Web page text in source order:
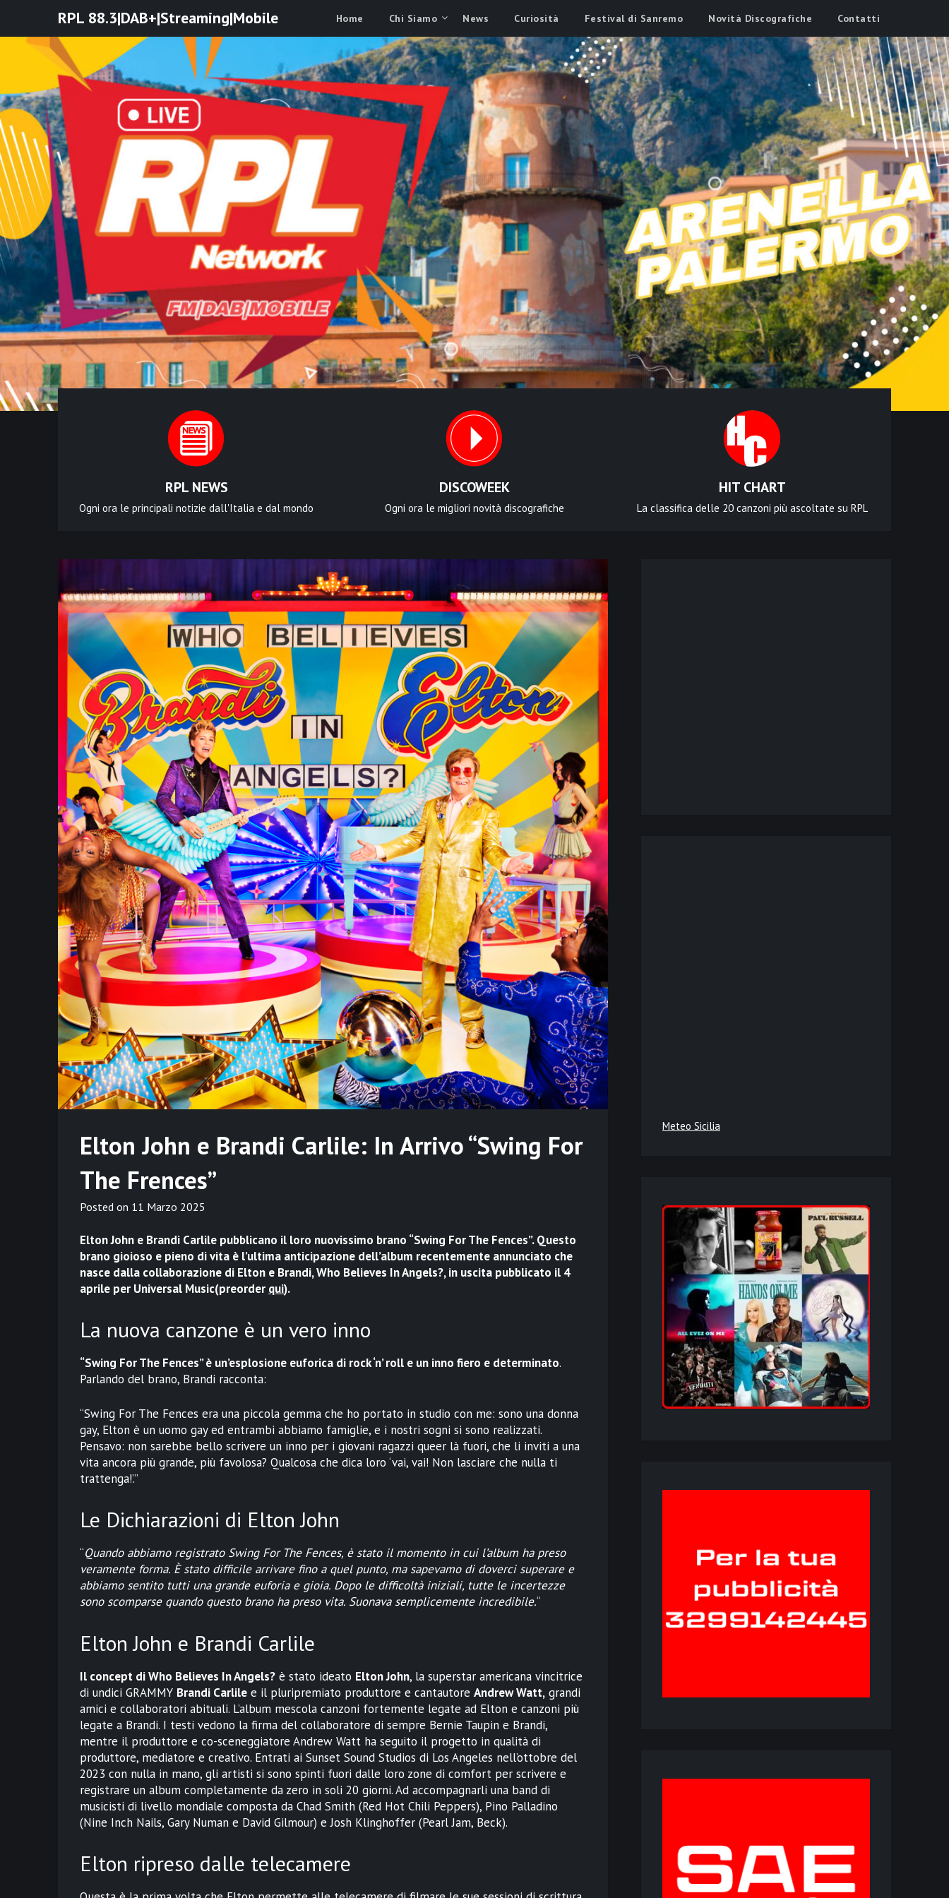
content
RPL 88.3|DAB+|Streaming|Mobile Home Chi Siamo News Curiosità Festival di Sanremo Novità Discografiche Contatti
RPL NEWS
Ogni ora le principali notizie dall'Italia e dal mondo
DISCOWEEK
Ogni ora le migliori novità discografiche
HIT CHART
La classifica delle 20 canzoni più ascoltate su RPL
Elton John e Brandi Carlile: In Arrivo “Swing For
The Frences”
Posted on 11 Marzo 2025
Elton John e Brandi Carlile pubblicano il loro nuovissimo brano “Swing For The Fences”. Questo
brano gioioso e pieno di vita è l’ultima anticipazione dell’album recentemente annunciato che
nasce dalla collaborazione di Elton e Brandi, Who Believes In Angels?, in uscita pubblicato il 4
aprile per Universal Music(preorder qui).
La nuova canzone è un vero inno
“Swing For The Fences” è un’esplosione euforica di rock ‘n’ roll e un inno fiero e determinato.
Parlando del brano, Brandi racconta:
“Swing For The Fences era una piccola gemma che ho portato in studio con me: sono una donna
gay, Elton è un uomo gay ed entrambi abbiamo famiglie, e i nostri sogni si sono realizzati.
Pensavo: non sarebbe bello scrivere un inno per i giovani ragazzi queer là fuori, che li inviti a una
vita ancora più grande, più favolosa? Qualcosa che dica loro ‘vai, vai! Non lasciare che nulla ti
trattenga!’.”
Le Dichiarazioni di Elton John
“Quando abbiamo registrato Swing For The Fences, è stato il momento in cui l’album ha preso
veramente forma. È stato difficile arrivare fino a quel punto, ma sapevamo di doverci superare e
abbiamo sentito tutti una grande euforia e gioia. Dopo le difficoltà iniziali, tutte le incertezze
sono scomparse quando questo brano ha preso vita. Suonava semplicemente incredibile.“
Elton John e Brandi Carlile
Il concept di Who Believes In Angels? è stato ideato Elton John, la superstar americana vincitrice
di undici GRAMMY Brandi Carlile e il pluripremiato produttore e cantautoreAndrew Watt, grandi
amici e collaboratori abituali. L’album mescola canzoni fortemente legate ad Elton e canzoni più
legate a Brandi. I testi vedono la firma del collaboratore di sempre Bernie Taupin e Brandi,
mentre il produttore e co-sceneggiatore Andrew Watt ha seguito il progetto in qualità di
produttore, mediatore e creativo. Entrati ai Sunset Sound Studios di Los Angeles nell’ottobre del
2023 con nulla in mano, gli artisti si sono spinti fuori dalle loro zone di comfort per scrivere e
registrare un album completamente da zero in soli 20 giorni. Ad accompagnarli una band di
musicisti di livello mondiale composta da Chad Smith (Red Hot Chili Peppers), Pino Palladino
(Nine Inch Nails, Gary Numan e David Gilmour) e Josh Klinghoffer (Pearl Jam, Beck).
Elton ripreso dalle telecamere
Meteo Sicilia